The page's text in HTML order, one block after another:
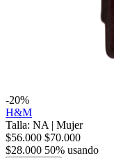
-20%
H&M
Talla: NA | Mujer
$56.000 $70.000
$28.000 50% usando